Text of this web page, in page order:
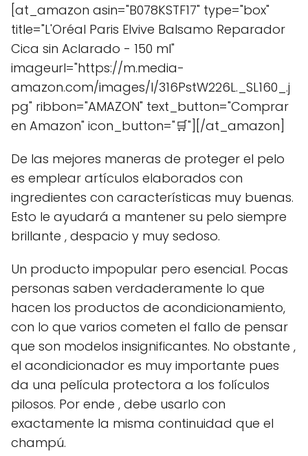
[at_amazon asin="B078KSTF17" type="box"
title="L'Oréal Paris Elvive Balsamo Reparador
Cica sin Aclarado - 150 ml"
imageurl="https://m.media-
amazon.com/images/I/316PstW226L._SL160_.j
pg" ribbon="AMAZON" text_button="Comprar
en Amazon" icon_button="🛒"][/at_amazon]
De las mejores maneras de proteger el pelo
es emplear artículos elaborados con
ingredientes con características muy buenas.
Esto le ayudará a mantener su pelo siempre
brillante , despacio y muy sedoso.
Un producto impopular pero esencial. Pocas
personas saben verdaderamente lo que
hacen los productos de acondicionamiento,
con lo que varios cometen el fallo de pensar
que son modelos insignificantes. No obstante ,
el acondicionador es muy importante pues
da una película protectora a los folículos
pilosos. Por ende , debe usarlo con
exactamente la misma continuidad que el
champú.